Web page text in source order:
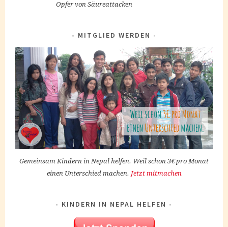
Opfer von Säureattacken
MITGLIED WERDEN
Gemeinsam Kindern in Nepal helfen. Weil schon 3€ pro Monat
einen Unterschied machen. Jetzt mitmachen
KINDERN IN NEPAL HELFEN